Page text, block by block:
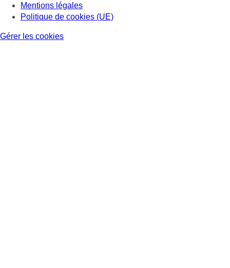
Mentions légales
Politique de cookies (UE)
Gérer les cookies